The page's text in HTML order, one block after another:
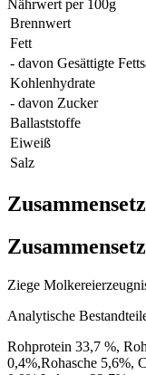
Nährwert per 100g
Brennwert
Fett
- davon Gesättigte
Kohlenhydrate
- davon Zucker
Ballaststoffe
Eiweiß
Salz
Ziege
Analytische
Rohprotein 33,7 %,
0,4%,Rohasche 5,6%,